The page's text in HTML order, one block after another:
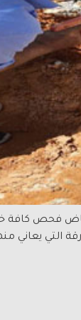
كشف تسربات
يعاني منها